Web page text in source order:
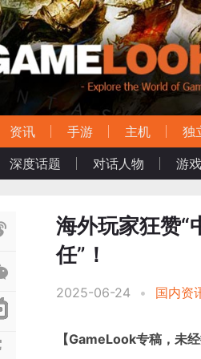
资讯 手游 主机 独
深度话题
对话人物 游
海外玩家狂赞“
任”！
2025-06-24 • 国内资
【GameLook专稿，未